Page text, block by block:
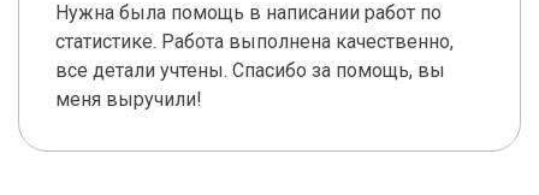
Нужна была помощь в написании работ по
статистике. Работа выполнена качественно,
все детали учтены. Спасибо за помощь, вы
меня выручили!